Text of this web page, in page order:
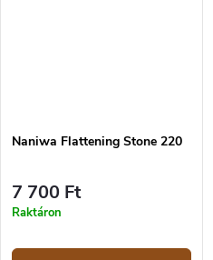
Naniwa Flattening Stone 220
7 700 Ft
Raktáron